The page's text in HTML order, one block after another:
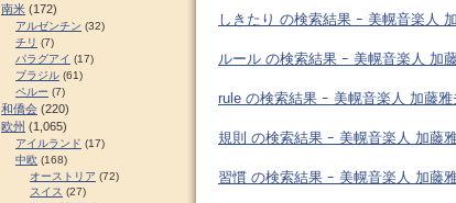
しきたり の検索結果 ｰ 美幌音楽人
ルール の検索結果 ｰ 美幌音楽人 加
rule の検索結果 ｰ 美幌音楽人 加藤雅
規則 の検索結果 ｰ 美幌音楽人 加藤
習慣 の検索結果 ｰ 美幌音楽人 加藤
南米 (172)
アルゼンチン (32)
チリ (7)
パラグアイ (17)
ブラジル (61)
ペルー (7)
和僑会 (220)
欧州 (1,065)
アイルランド (17)
中欧 (168)
オーストリア (72)
スイス (27)